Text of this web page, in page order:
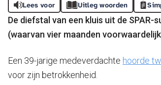
Lees voor Uitleg woorden
De diefstal van een kluis uit de
(waarvan vier maanden
Een 39-jarige medeverdachte hoorde
voor zijn betrokkenheid.